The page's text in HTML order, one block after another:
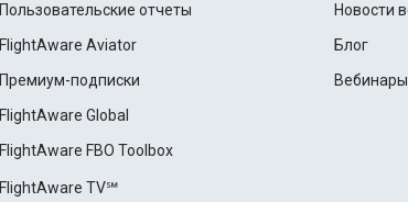
Пользовательские отчеты
FlightAware Aviator
Премиум-подписки
FlightAware Global
FlightAware FBO Toolbox
FlightAware TV℠
Новости
Блог
Вебинары